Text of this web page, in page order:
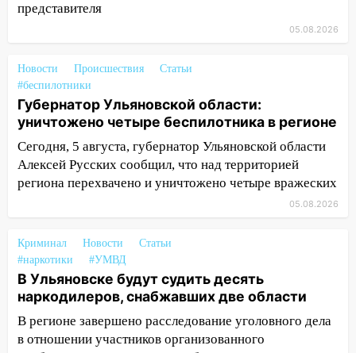
13:30 В Димитровграде на улице
13:00
Водитель без прав врезался в
припаркованный автомобиль
12:37 Переезжал «зебру» на
велосипеде и попал под колеса
12:18 Вспыхнул изнутри: в
Железнодорожном районе горела дача
11:17
В Радищевском районе сгорели
хозяйственные постройки
11:00 В Канадее горел жилой дом
10:18 Губернатор Ульяновской области:
уничтожено четыре беспилотника в
представителя
05.08.2026
Новости Происшествия
Статьи
#беспилотники
Губернатор Ульяновской области:
уничтожено четыре беспилотника в регионе
Сегодня, 5 августа, губернатор Ульяновской области
Алексей Русских сообщил, что над территорией
региона перехвачено и уничтожено четыре вражеских
05.08.2026
Криминал Новости
Статьи
#наркотики
#УМВД
В Ульяновске будут судить десять
наркодилеров, снабжавших две области
В регионе завершено расследование уголовного дела
в отношении участников организованного